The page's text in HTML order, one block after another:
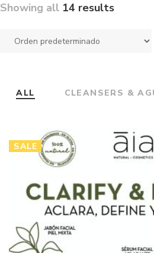
Showing all 14 results
ALL CLEANSERS &
SALE